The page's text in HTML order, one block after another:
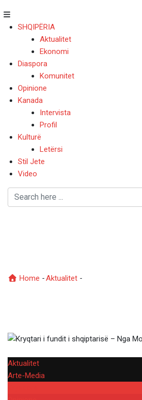
SHQIPËRIA
Aktualitet
Ekonomi
Diaspora
Komunitet
Opinione
Kanada
Intervista
Profil
Kulturë
Letërsi
Stil Jete
Video
Home -Aktualitet-
Aktualitet
Arte-Media